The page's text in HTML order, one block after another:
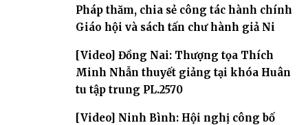
Pháp thăm, chia sẻ công tác hành chính
Giáo hội và sách tấn chư hành giả Ni
[Video] Đồng Nai: Thượng tọa Thích
Minh Nhẫn thuyết giảng tại khóa Huân
tu tập trung PL.2570
[Video] Ninh Bình: Hội nghị công bố